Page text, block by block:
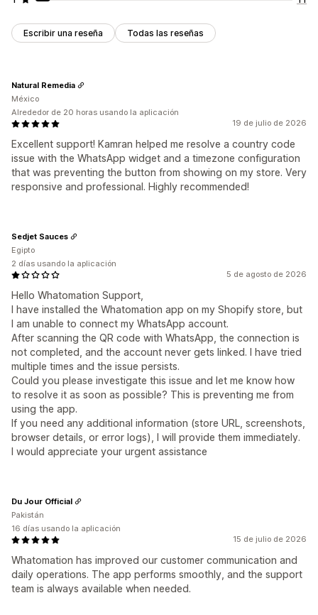
Escribir una reseña Todas las reseñas
19 de julio de 2026
Excellent support! Kamran helped me resolve a country code
issue with the WhatsApp widget and a timezone configuration
that was preventing the button from showing on my store. Very
responsive and professional. Highly recommended!
Natural Remedia
México
Alrededor de 20 horas usando la aplicación
5 de agosto de 2026
Hello Whatomation Support,
I have installed the Whatomation app on my Shopify store, but
I am unable to connect my WhatsApp account.
After scanning the QR code with WhatsApp, the connection is
not completed, and the account never gets linked. I have tried
multiple times and the issue persists.
Could you please investigate this issue and let me know how
to resolve it as soon as possible? This is preventing me from
using the app.
If you need any additional information (store URL, screenshots,
browser details, or error logs), I will provide them immediately.
I would appreciate your urgent assistance
Sedjet Sauces
Egipto
2 días usando la aplicación
15 de julio de 2026
Whatomation has improved our customer communication and
daily operations. The app performs smoothly, and the support
team is always available when needed.
Du Jour Official
Pakistán
16 días usando la aplicación